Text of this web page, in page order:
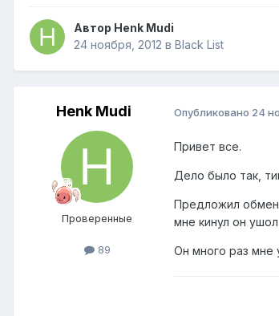
Автор Henk Mudi
24 ноября, 2012 в Black List
Henk Mudi
Проверенные
89
Опубликовано 24
Привет все.
Дело было так,
Предложил обмен
мне кинул он
Он много раз мне